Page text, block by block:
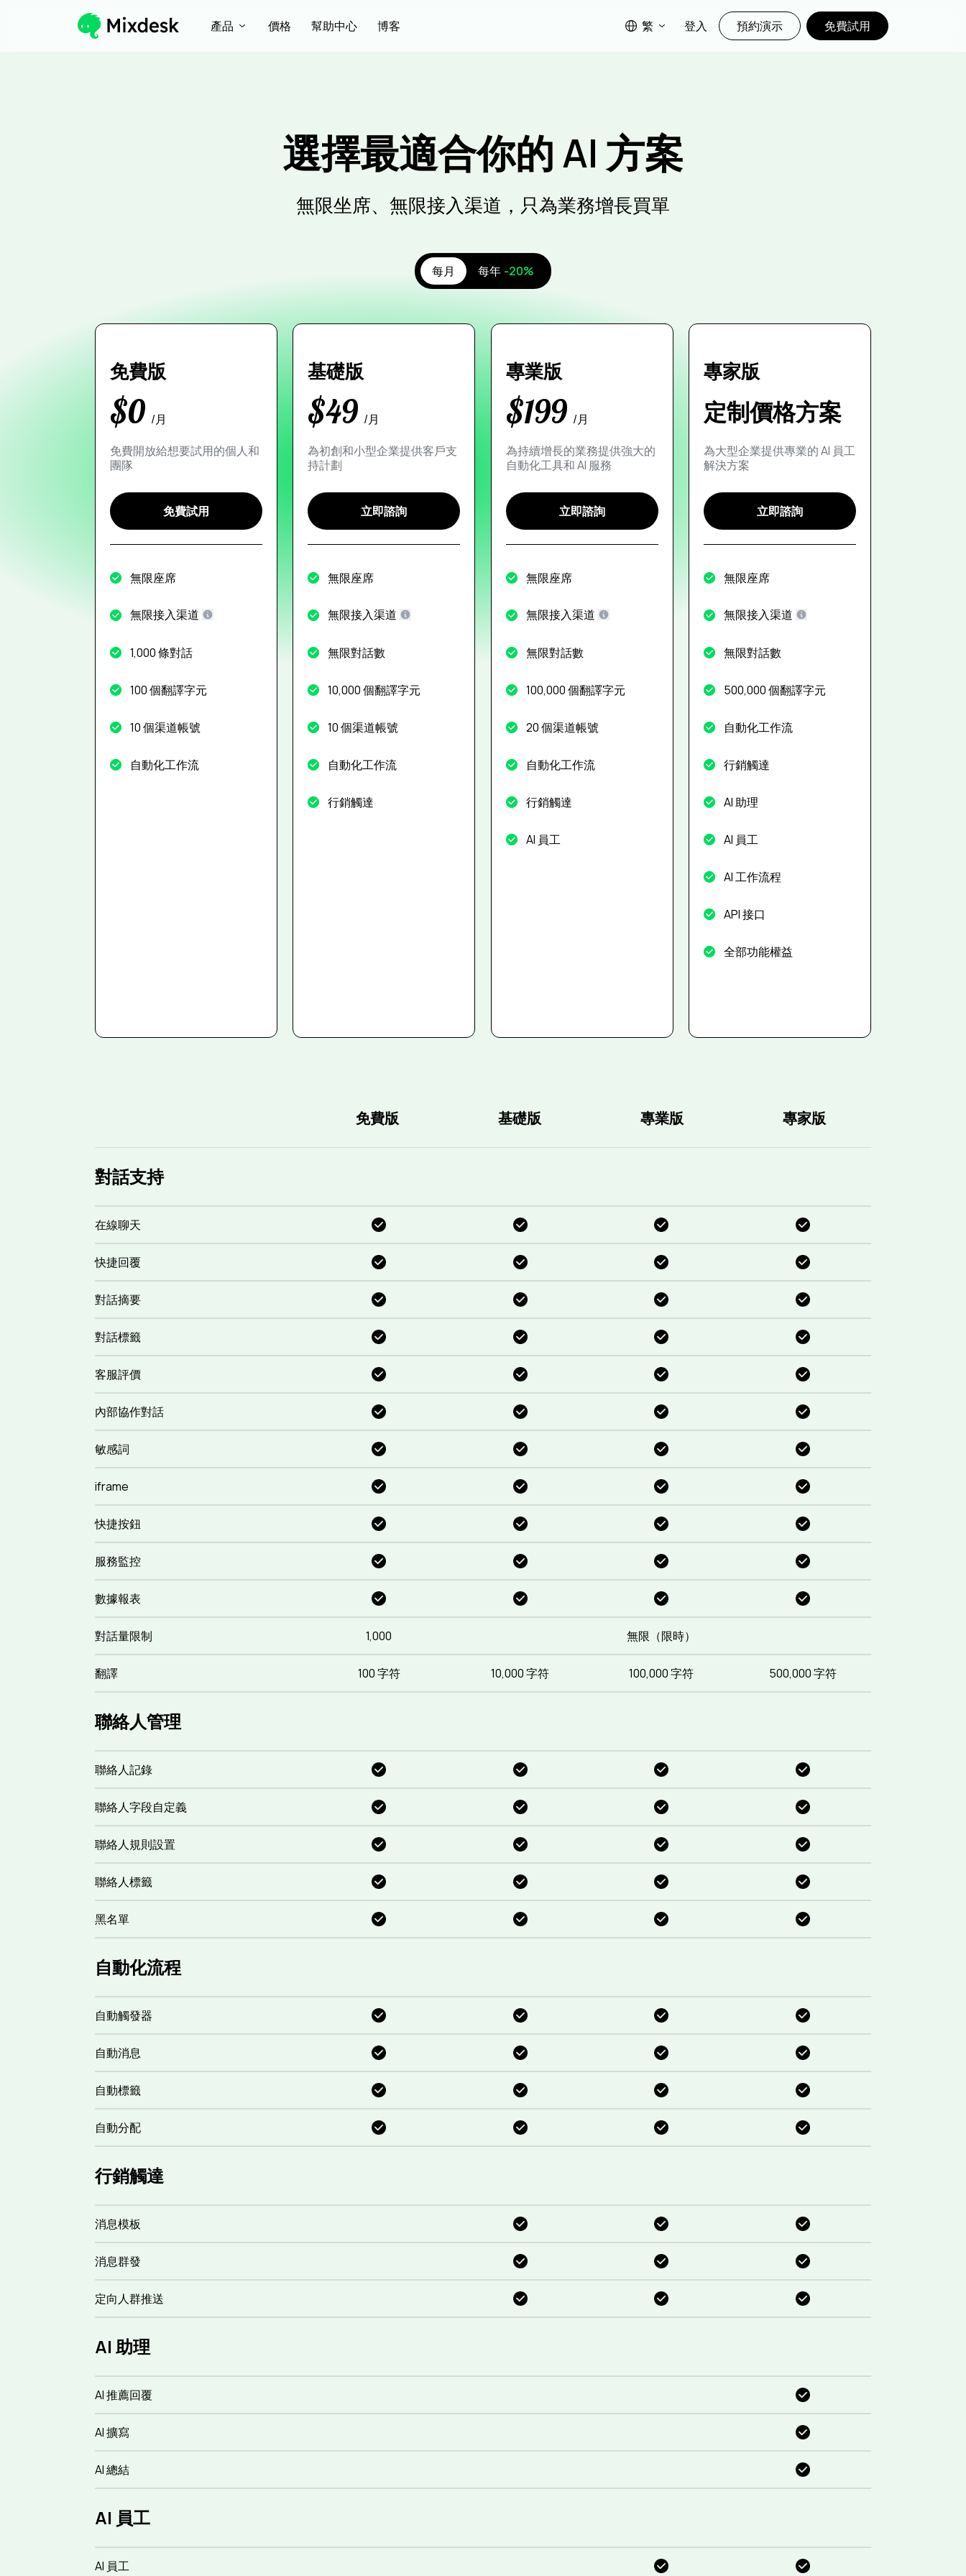
產品 價格 幫助中心 博客 繁
登入
預約演示
預約演示
免費試用
免費試用
選擇最適合你的 AI 方案
無限坐席、無限接入渠道，只為業務增長買單
每月 每年 -20%
免費版
$0 /月
免費開放給想要試用的個人和
團隊
免費試用
無限座席
無限接入渠道
1,000 條對話
100 個翻譯字元
10 個渠道帳號
自動化工作流
基礎版
$49 /月
為初創和小型企業提供客戶支
持計劃
立即諮詢
無限座席
無限接入渠道
無限對話數
10,000 個翻譯字元
10 個渠道帳號
自動化工作流
行銷觸達
專業版
$199 /月
為持續增長的業務提供強大的
自動化工具和 AI 服務
立即諮詢
無限座席
無限接入渠道
無限對話數
100,000 個翻譯字元
20 個渠道帳號
自動化工作流
行銷觸達
AI 員工
專家版
定制價格方案
為大型企業提供專業的 AI 員工
解決方案
立即諮詢
無限座席
無限接入渠道
無限對話數
500,000 個翻譯字元
自動化工作流
行銷觸達
AI 助理
AI 員工
AI 工作流程
API 接口
全部功能權益
免費版 基礎版 專業版 專家版
對話支持
在線聊天
快捷回覆
對話摘要
對話標籤
客服評價
內部協作對話
敏感詞
iframe
快捷按鈕
服務監控
數據報表
對話量限制 1,000 無限（限時）
翻譯 100 字符 10,000 字符 100,000 字符 500,000 字符
聯絡人管理
聯絡人記錄
聯絡人字段自定義
聯絡人規則設置
聯絡人標籤
黑名單
自動化流程
自動觸發器
自動消息
自動標籤
自動分配
行銷觸達
消息模板
消息群發
定向人群推送
AI 助理
AI 推薦回覆
AI 擴寫
AI 總結
AI 員工
AI 員工